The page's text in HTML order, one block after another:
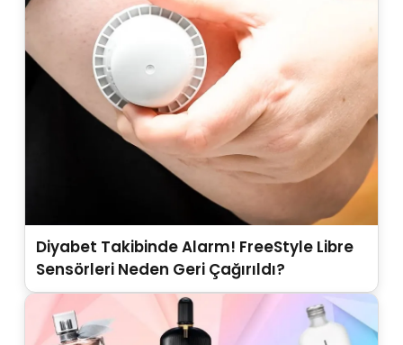
Diyabet Takibinde Alarm! FreeStyle Libre
Sensörleri Neden Geri Çağırıldı?